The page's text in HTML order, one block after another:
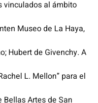
vinculados al ámbito
Museo de La Haya,
Hubert de Givenchy. A
L. Mellon” para el
Bellas Artes de San